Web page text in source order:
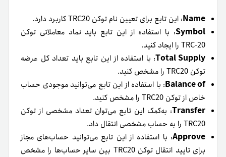
Name: این تابع برای تعیین نام توکن TRC20 کاربرد دارد.
Symbol: با استفاده از این تابع باید نماد معاملاتی توکن
TRC-20 را ایجاد کنید.
Total Supply: با استفاده از این تابع باید تعداد کل عرضه
توکن TRC20 را مشخص کنید.
Balance of: با استفاده از این تابع می‌توانید موجودی حساب
خاص از توکن TRC20 را مشخص کنید.
Transfer: به‌کمک این تابع می‌توان تعداد مشخصی از توکن
TRC20 را به حساب مشخصی انتقال داد.
Approve: با استفاده از این تابع می‌توانید حساب‌های مجاز
برای تایید انتقال توکن TRC20 بین سایر حساب‌ها را مشخص